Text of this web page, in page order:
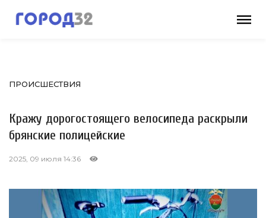
ПРОИСШЕСТВИЯ
Кражу дорогостоящего велосипеда раскрыли
брянские полицейские
2025, 09 июля 14:36